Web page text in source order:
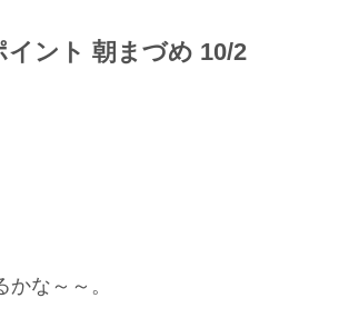
イント 朝まづめ 10/2
な～～。